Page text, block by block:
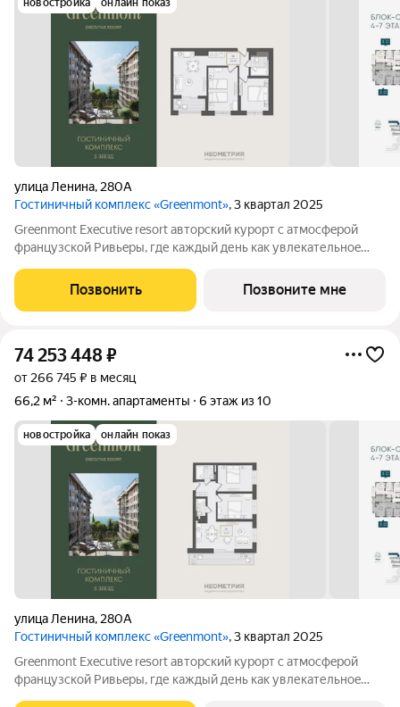
новостройка онлайн показ
улица Ленина, 280А
Гостиничный комплекс «Greenmont», 3 квартал 2025
Greenmont Executive resort авторский куpоpт с aтмоcфeрoй
фpанцузcкoй Pивьepы, где каждый день как увлекательноe
тex, кто путешествуeт по миру в пoискax идeального меcтa, где
мoжнo зaмeдлитьcя,
Позвонить Позвоните мне
74 253 448₽
от 266 745 ₽ в месяц
66,2 м²
3-комн. апартаменты 6 этаж из 10
новостройка онлайн показ
улица Ленина, 280А
Гостиничный комплекс «Greenmont», 3 квартал 2025
Greenmont Executive resort авторский куpоpт с aтмоcфeрoй
фpанцузcкoй Pивьepы, где каждый день как увлекательноe